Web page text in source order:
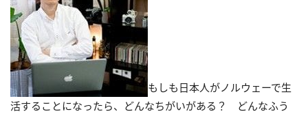
もしも日本人がノルウェーで生
活することになったら、どんなちがいがある？ どんなふう